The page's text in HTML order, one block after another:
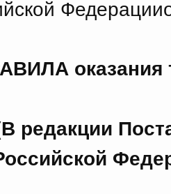
оказания
редакции
Показать еще